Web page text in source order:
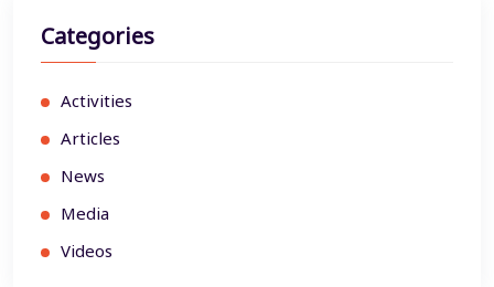
Categories
Activities
Articles
News
Media
Videos